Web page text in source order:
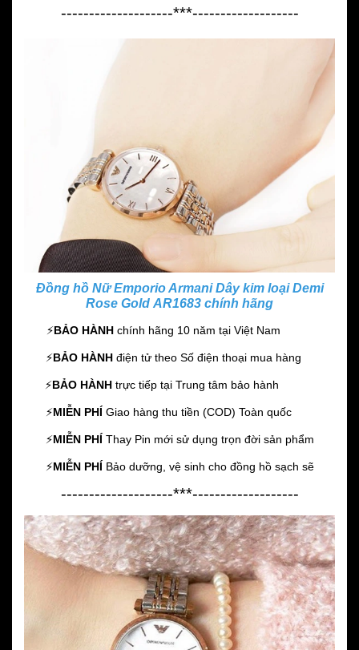
--------------------***-------------------
Đồng hồ Nữ Emporio Armani Dây kim loại Demi
Rose Gold AR1683 chính hãng
⚡️BẢO HÀNH chính hãng 10 năm tại Việt Nam
⚡️BẢO HÀNH điện tử theo Số điện thoại mua hàng
⚡️BẢO HÀNH trực tiếp tại Trung tâm bảo hành
⚡️MIỄN PHÍ Giao hàng thu tiền (COD) Toàn quốc
⚡️MIỄN PHÍ Thay Pin mới sử dụng trọn đời sản phẩm
⚡️MIỄN PHÍ Bảo dưỡng, vệ sinh cho đồng hồ sạch sẽ
--------------------***-------------------